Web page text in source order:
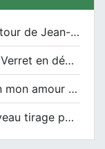
Une rencontre autour de Jean-Claude Suaudeau
Bernard Verret en dédicaces le samedi 13 décembre à l’Espace Culturel Atlantis
« Saupin mon amour » au salon du livre de Trentemoult
Un nouveau tirage pour le Docu-BD